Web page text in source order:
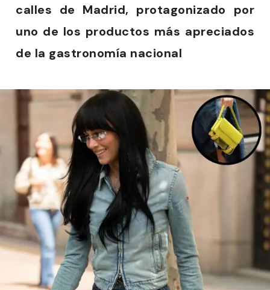
calles de Madrid, protagonizado por
uno de los productos más apreciados
de la gastronomía nacional